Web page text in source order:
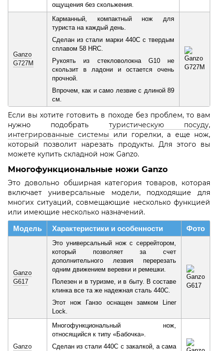
ощущения без скольжения.
Ganzo
G727M
Карманный, компактный нож для
туриста на каждый день.
Сделан из стали марки 440С с твердым
сплавом 58 HRC.
Рукоять из стекловолокна G10 не
скользит в ладони и остается очень
прочной.
Впрочем, как и само лезвие с длиной 89
см.
Если вы хотите готовить в походе без проблем, то вам
нужно подобрать туристическую посуду,
интегрированные системы или горелки, а еще нож,
который позволит нарезать продукты. Для этого вы
можете купить складной нож Ganzo.
Многофункциональные ножи Ganzo
Это довольно обширная категория товаров, которая
включает универсальные модели, подходящие для
многих ситуаций, совмещающие несколько функцией
или имеющие несколько назначений.
Модель Характеристики и особенности Фото
Ganzo
G617
Это универсальный нож с серрейтором,
который позволяет за счет
дополнительного лезвия перерезать
одним движением веревки и ремешки.
Полезен и в туризме, и в быту. В составе
клинка все та же надежная сталь 440C.
Этот нож Ганзо оснащен замком Liner
Lock.
Ganzo
Многофункциональный нож,
относящийся к типу «Бабочка».
Сделан из стали 440C с закалкой, а сама